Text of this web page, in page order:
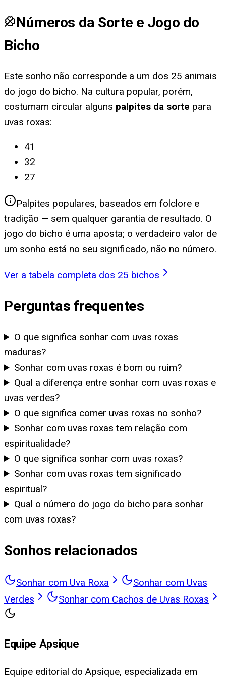
Números da Sorte e Jogo do
Bicho
Este sonho não corresponde a um dos 25 animais
do jogo do bicho. Na cultura popular, porém,
costumam circular alguns palpites da sorte para
uvas roxas:
41
32
27
Palpites populares, baseados em folclore e
tradição — sem qualquer garantia de resultado. O
jogo do bicho é uma aposta; o verdadeiro valor de
um sonho está no seu significado, não no número.
Ver a tabela completa dos 25 bichos
Perguntas frequentes
O que significa sonhar com uvas roxas
maduras?
Sonhar com uvas roxas é bom ou ruim?
Qual a diferença entre sonhar com uvas roxas e
uvas verdes?
O que significa comer uvas roxas no sonho?
Sonhar com uvas roxas tem relação com
espiritualidade?
O que significa sonhar com uvas roxas?
Sonhar com uvas roxas tem significado
espiritual?
Qual o número do jogo do bicho para sonhar
com uvas roxas?
Sonhos relacionados
Sonhar com Uva Roxa
Sonhar com Uvas
Verdes
Sonhar com Cachos de Uvas Roxas
Equipe Apsique
Equipe editorial do Apsique, especializada em